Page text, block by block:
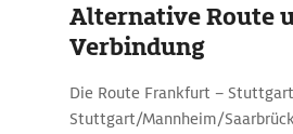
Alternative Route
Verbindung
Die Route Frankfurt –
Stuttgart/Mannheim/